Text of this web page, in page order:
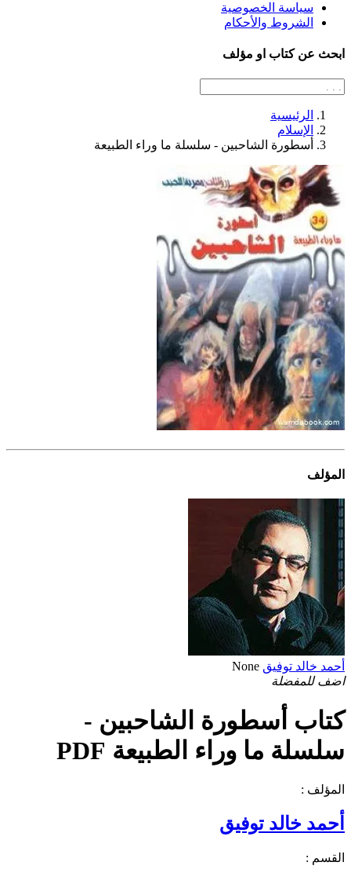
سياسة الخصوصية
الشروط والأحكام
ابحث عن كتاب او مؤلف
الرئيسية
الإسلام
أسطورة الشاحبين - سلسلة ما وراء الطبيعة
المؤلف
أحمد خالد توفيق None
اضف للمفضلة
كتاب أسطورة الشاحبين -
سلسلة ما وراء الطبيعة PDF
المؤلف :
أحمد خالد توفيق
القسم :